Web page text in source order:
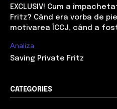
EXCLUSIV! Cum a
Fritz? Când era vorba de
motivarea ÎCCJ, când a
Analiza
Saving Private Fritz
CATEGORIES